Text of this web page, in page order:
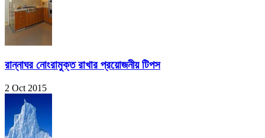
রান্নাঘর নোংরামুক্ত রাখার প্রয়োজনীয় টিপস
2 Oct 2015